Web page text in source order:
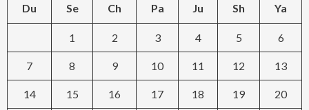
Du Se Ch Pa Ju Sh Ya
1 2 3 4 5 6
7 8 9 10 11 12 13
14 15 16 17 18 19 20